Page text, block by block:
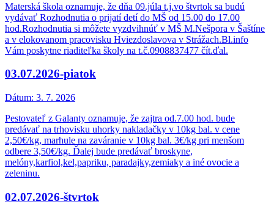
Materská škola oznamuje, že dňa 09.júla t.j.vo štvrtok sa budú
vydávať Rozhodnutia o prijatí detí do MŠ od 15.00 do 17.00
hod.Rozhodnutia si môžete vyzdvihnúť v MŠ M.Nešpora v Šaštíne
a v elokovanom pracovisku Hviezdoslavova v Strážach.Bl.info
Vám poskytne riaditeľka školy na t.č.0908837477 čít.ďal.
03.07.2026-piatok
Dátum: 3. 7. 2026
Pestovateľ z Galanty oznamuje, že zajtra od.7.00 hod. bude
predávať na trhovisku uhorky nakladačky v 10kg bal. v cene
2,50€/kg, marhule na zaváranie v 10kg bal. 3€/kg pri menšom
odbere 3,50€/kg. Ďalej bude predávať broskyne,
melóny,karfiol,kel,papriku, paradajky,zemiaky a iné ovocie a
zeleninu.
02.07.2026-štvrtok